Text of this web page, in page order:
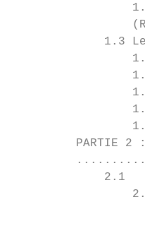
1.3
PARTIE 2
2.1